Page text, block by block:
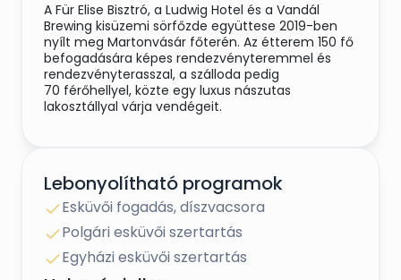
A Für Elise Bisztró, a Ludwig Hotel és a Vandál
Brewing kisüzemi sörfőzde együttese 2019-ben
nyílt meg Martonvásár főterén. Az étterem 150 fő
befogadására képes rendezvényteremmel és
rendezvényterasszal, a szálloda pedig
70 férőhellyel, közte egy luxus nászutas
lakosztállyal várja vendégeit.
rendezvényterem és rendezvényterasz
együttesét.
- Rendezvénytermünk teljesen új, saját
vizesblokkal rendelkezik, elkülönül a bisztró többi
részétől. A terem 150 főre lett tervezve,
Lebonyolítható programok
Esküvői fogadás, díszvacsora
Polgári esküvői szertartás
Egyházi esküvői szertartás